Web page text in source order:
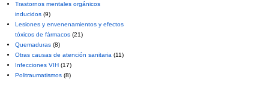
Trastornos mentales orgánicos
inducidos (9)
Lesiones y envenenamientos y efectos
tóxicos de fármacos (21)
Quemaduras (8)
Otras causas de atención sanitaria (11)
Infecciones VIH (17)
Politraumatismos (8)